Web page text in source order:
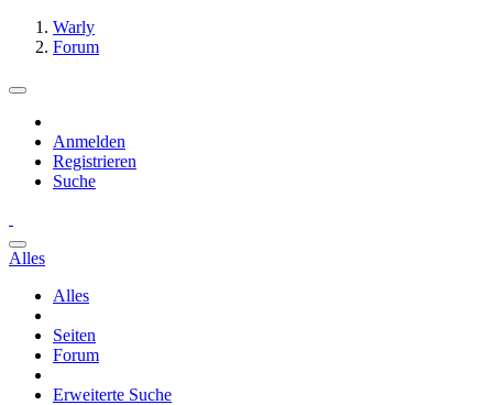
Warly
Forum
Anmelden
Registrieren
Suche
Alles
Alles
Seiten
Forum
Erweiterte Suche